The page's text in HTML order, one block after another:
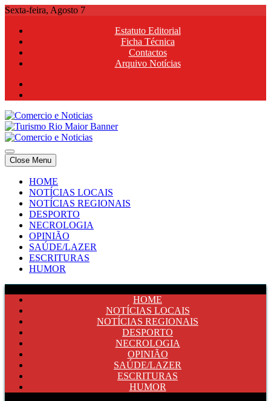
Skip
content
Sexta-feira, Agosto 7
Estatuto Editorial
Ficha Técnica
Contactos
Arquivo Notícias
Comercio e Noticias
Notícias e Publicidade Online
Comercio e Noticias
Notícias e Publicidade Online
Close Menu
HOME
NOTÍCIAS LOCAIS
NOTÍCIAS REGIONAIS
DESPORTO
NECROLOGIA
OPINIÃO
SAÚDE/LAZER
ESCRITURAS
HUMOR
HOME
NOTÍCIAS LOCAIS
NOTÍCIAS REGIONAIS
DESPORTO
NECROLOGIA
OPINIÃO
SAÚDE/LAZER
ESCRITURAS
HUMOR